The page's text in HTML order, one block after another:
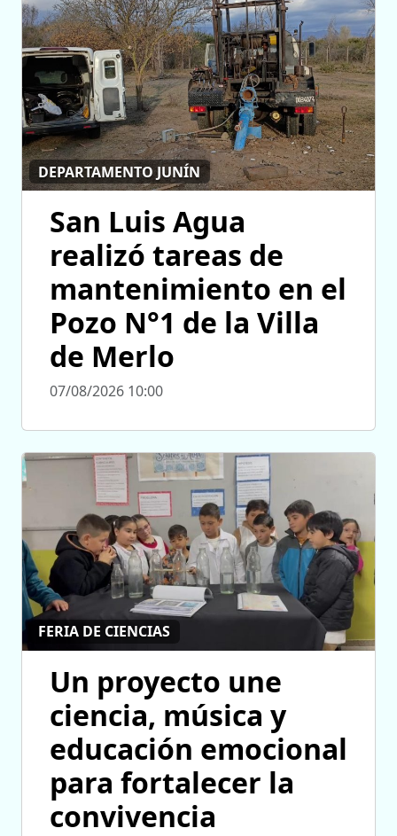
DEPARTAMENTO JUNÍN
San Luis Agua
realizó tareas de
mantenimiento en el
Pozo N°1 de la Villa
de Merlo
07/08/2026 10:00
FERIA DE CIENCIAS
Un proyecto une
ciencia, música y
educación emocional
para fortalecer la
convivencia